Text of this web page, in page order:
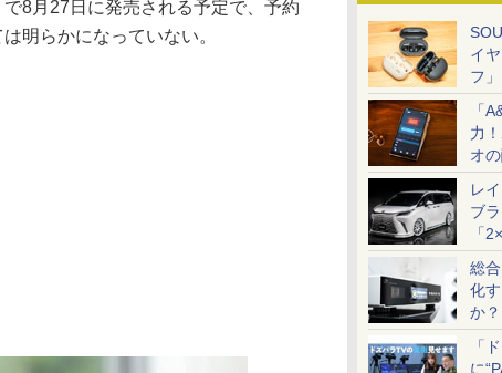
イ
フ
「
力
オ
レ
ブ
「
総
化
か？
「
に
8月27日に発売される予定で、予約
明らかになっていない。